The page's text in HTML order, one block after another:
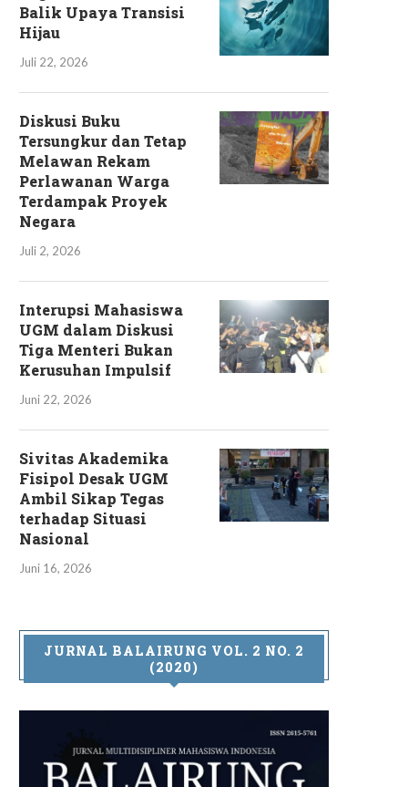
Balik Upaya Transisi
Hijau
Juli 22, 2026
Diskusi Buku
Tersungkur dan Tetap
Melawan Rekam
Perlawanan Warga
Terdampak Proyek
Negara
Juli 2, 2026
Interupsi Mahasiswa
UGM dalam Diskusi
Tiga Menteri Bukan
Kerusuhan Impulsif
Juni 22, 2026
Sivitas Akademika
Fisipol Desak UGM
Ambil Sikap Tegas
terhadap Situasi
Nasional
Juni 16, 2026
JURNAL BALAIRUNG VOL. 2 NO. 2
(2020)